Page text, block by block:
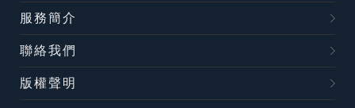
服務簡介
聯絡我們
版權聲明